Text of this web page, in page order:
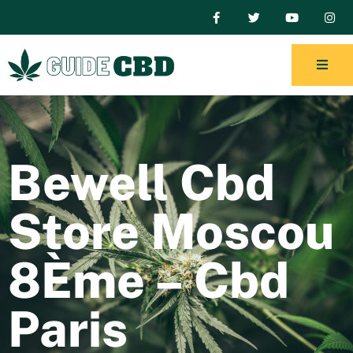
Bewell Cbd
Store Moscou
8Ème – Cbd
Paris